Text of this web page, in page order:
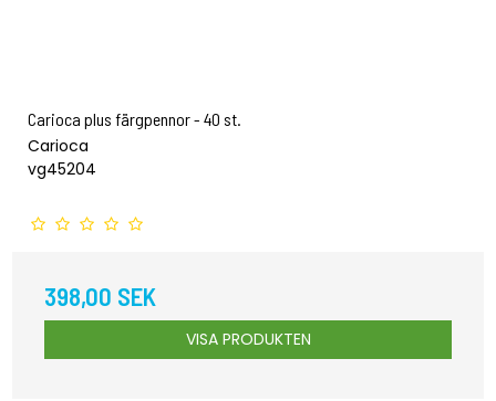
Carioca plus färgpennor - 40 st.
Carioca
vg45204
398,00 SEK
VISA PRODUKTEN